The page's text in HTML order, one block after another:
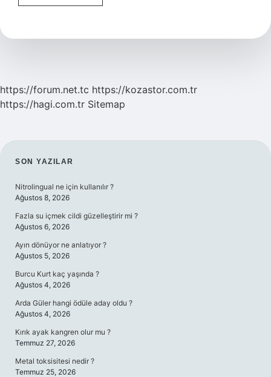
Burcu
Kaç
https://forum.net.tc https://kozastor.com.tr
https://hagi.com.tr Sitemap
SIDEBAR
SON YAZILAR
Nitrolingual ne için kullanılır ?
Ağustos 8, 2026
Fazla su içmek cildi güzelleştirir mi ?
Ağustos 6, 2026
Ayın dönüyor ne anlatıyor ?
Ağustos 5, 2026
Burcu Kurt kaç yaşında ?
Ağustos 4, 2026
Arda Güler hangi ödüle aday oldu ?
Ağustos 4, 2026
Kırık ayak kangren olur mu ?
Temmuz 27, 2026
Metal toksisitesi nedir ?
Temmuz 25, 2026